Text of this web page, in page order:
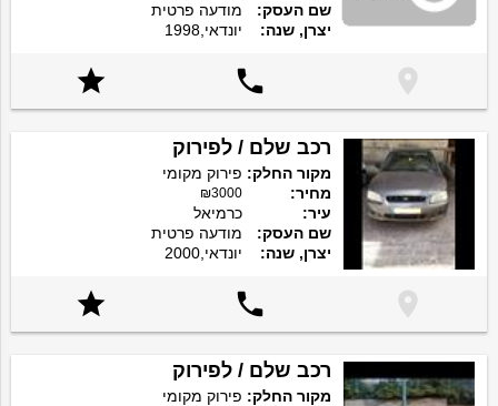
שם העסק:
מודעה פרטית
יצרן, שנה:
יונדאי,1998



רכב שלם / לפירוק
מקור החלק: פירוק מקומי
מחיר:
₪3000
עיר:
כרמיאל
שם העסק:
מודעה פרטית
יצרן, שנה:
יונדאי,2000



רכב שלם / לפירוק
מקור החלק: פירוק מקומי